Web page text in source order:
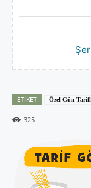
ETIKET Özel Gün
325